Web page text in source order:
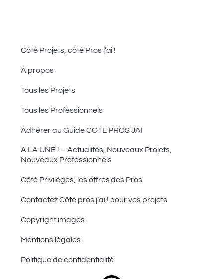
Côté Projets, côté Pros j’ai !
A propos
Tous les Projets
Tous les Professionnels
Adhérer au Guide COTE PROS JAI
A LA UNE ! – Actualités, Nouveaux Projets,
Nouveaux Professionnels
Côté Privilèges, les offres des Pros
Contactez Côté pros j’ai ! pour vos projets
Copyright images
Mentions légales
Politique de confidentialité